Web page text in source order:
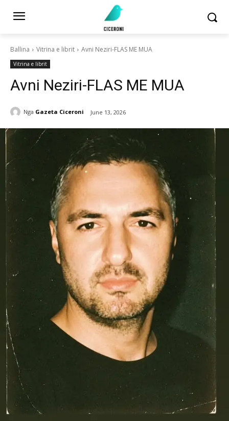
Ballina Vitrina e librit Avni Neziri-FLAS ME MUA
Vitrina e librit
Avni Neziri-FLAS ME MUA
Nga Gazeta Ciceroni June 13, 2026